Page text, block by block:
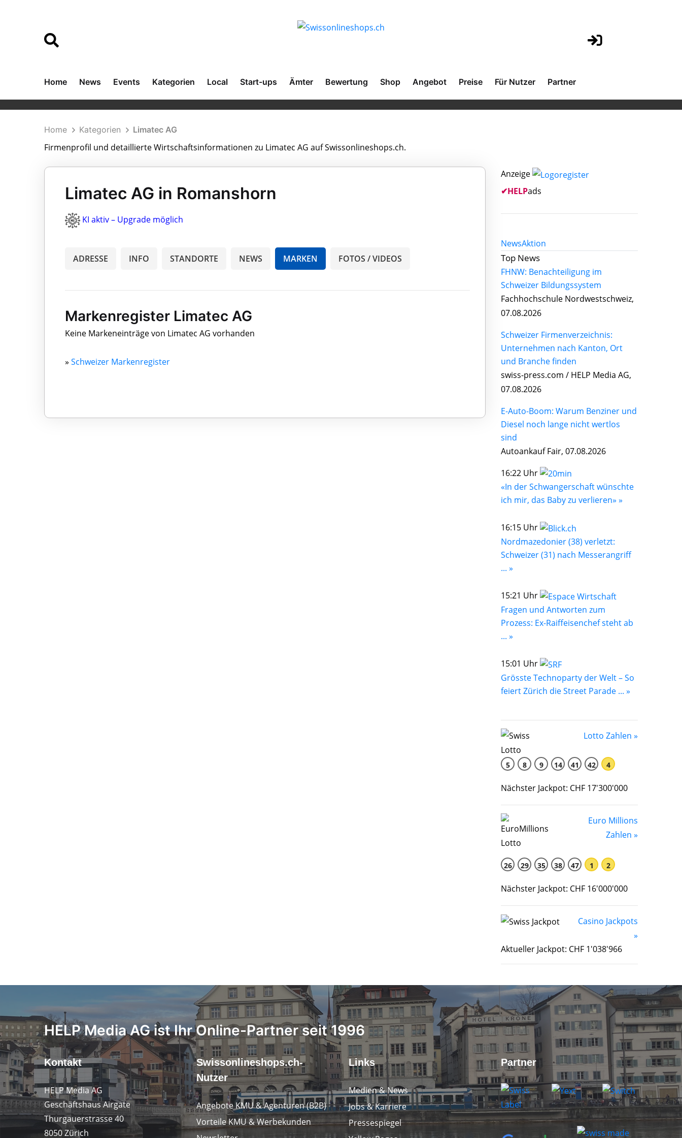
Home News Events Kategorien Local Start-ups Ämter Bewertung Shop Angebot Preise Für Nutzer Partner
Home Kategorien Limatec AG
Firmenprofil und detaillierte Wirtschaftsinformationen zu Limatec AG auf Swissonlineshops.ch.
Limatec AG in Romanshorn
KI aktiv – Upgrade möglich
ADRESSE INFO STANDORTE NEWS MARKEN FOTOS / VIDEOS
Markenregister Limatec AG
Keine Markeneinträge von Limatec AG vorhanden
» Schweizer Markenregister
Anzeige
✔HELPads
NewsAktion
Top News
FHNW: Benachteiligung im
Schweizer Bildungssystem
Fachhochschule Nordwestschweiz,
07.08.2026
Schweizer Firmenverzeichnis:
Unternehmen nach Kanton, Ort
und Branche finden
swiss-press.com / HELP Media AG,
07.08.2026
E-Auto-Boom: Warum Benziner und
Diesel noch lange nicht wertlos
sind
Autoankauf Fair, 07.08.2026
16:22 Uhr
«In der Schwangerschaft wünschte
ich mir, das Baby zu verlieren» »
16:15 Uhr
Nordmazedonier (38) verletzt:
Schweizer (31) nach Messerangriff
... »
15:21 Uhr
Fragen und Antworten zum
Prozess: Ex-Raiffeisenchef steht ab
... »
15:01 Uhr
Grösste Technoparty der Welt – So
feiert Zürich die Street Parade ... »
Lotto Zahlen »
5 8 9 14 41 42 4
Nächster Jackpot: CHF 17'300'000
Euro Millions
Zahlen »
26 29 35 38 47 1 2
Nächster Jackpot: CHF 16'000'000
Casino Jackpots
»
Aktueller Jackpot: CHF 1'038'966
HELP Media AG ist Ihr Online-Partner seit 1996
Kontakt
HELP Media AG
Geschäftshaus Airgate
Thurgauerstrasse 40
8050 Zürich
Swissonlineshops.ch-
Nutzer
Angebote KMU & Agenturen (B2B)
Vorteile KMU & Werbekunden
Links
Medien & News
Jobs & Karriere
Pressespiegel
Partner